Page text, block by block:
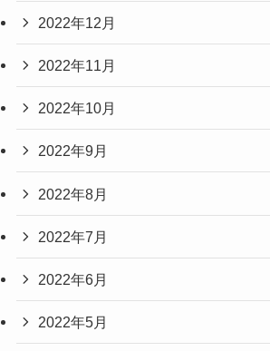
2022年12月
2022年11月
2022年10月
2022年9月
2022年8月
2022年7月
2022年6月
2022年5月